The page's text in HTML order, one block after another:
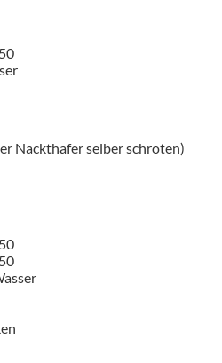
Nackthafer selber schroten)